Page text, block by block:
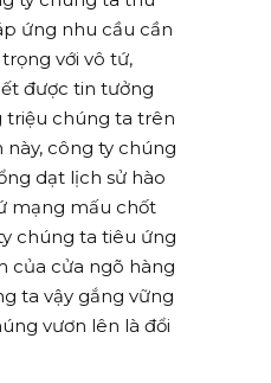
ứng nhu cầu cần
với vô tứ,
được tin tưởng
chúng ta trên
này, công ty chúng
dạt lịch sử hào
mạng mấu chốt
chúng ta tiêu ứng
của cửa ngõ hàng
ta vậy gắng vững
vươn lên là đổi